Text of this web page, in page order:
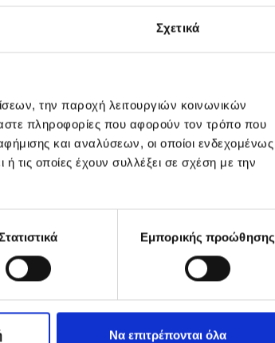
Σχετικά
την παροχή λειτουργιών κοινωνικών
πληροφορίες που αφορούν τον τρόπο που
και αναλύσεων, οι οποίοι ενδεχομένως
τις οποίες έχουν συλλέξει σε σχέση με την
Εμπορικής προώθησης
Να επιτρέπονται όλα
πλένεται, με 2 φυσικά υλικά για να